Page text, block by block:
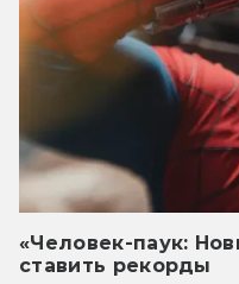
«Человек-паук:
ставить рекорды